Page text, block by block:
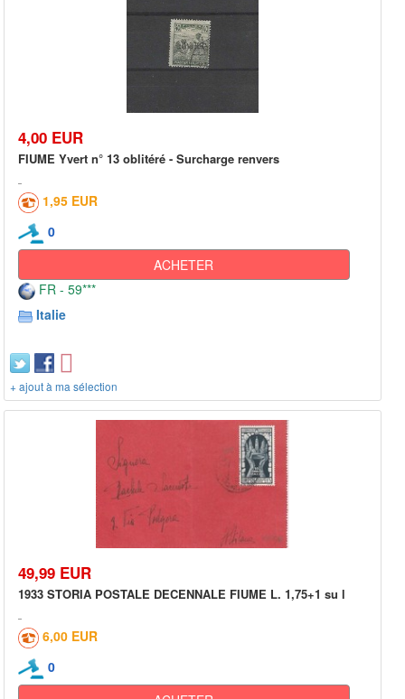
4,00 EUR
FIUME Yvert n° 13 oblitéré - Surcharge renvers
1,95 EUR
0
ACHETER
FR - 59***
Italie
+ ajout à ma sélection
49,99 EUR
1933 STORIA POSTALE DECENNALE FIUME L. 1,75+1 su l
6,00 EUR
0